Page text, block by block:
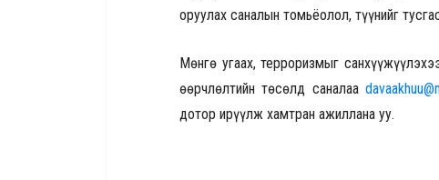
оруулах саналын томьёолол, түүнийг
Мөнгө угаах, терроризмыг
өөрчлөлтийн төсөлд саналаа
дотор ирүүлж хамтран ажиллана уу.